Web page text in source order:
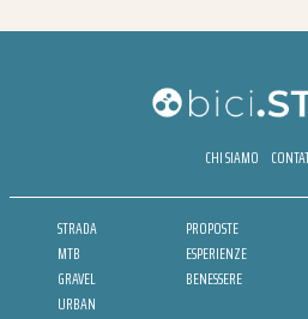
CHI SIAMO
STRADA
MTB
GRAVEL
URBAN
PROPOSTE
ESPERIENZE
BENESSERE